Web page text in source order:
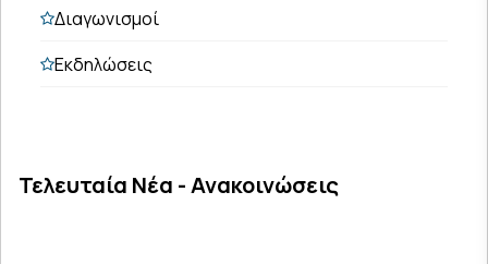
Διαγωνισμοί
Εκδηλώσεις
Τελευταία Νέα - Ανακοινώσεις